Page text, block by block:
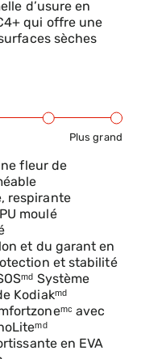
d’usure en
qui offre une
sèches
Plus grand
: du petit au grand
fleur de
respirante
moulé
et du garant en
et stabilité
Système
Kodiakᵐᵈ
avec
en EVA